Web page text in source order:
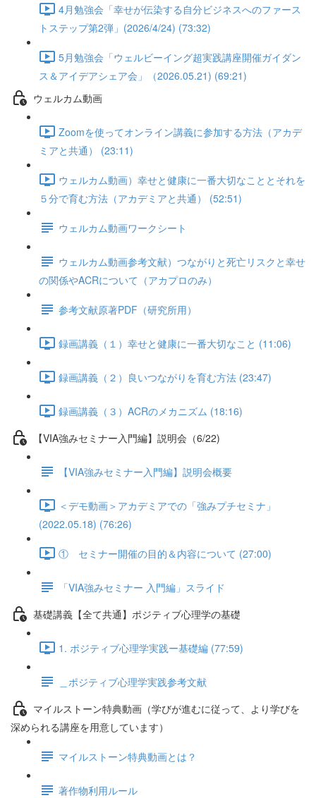
4月勉強会「幸せが伝染する自分ビジネスへのファース
トステップ第2弾」(2026/4/24) (73:32)
5月勉強会「ウェルビーイング超実践講座開催ガイダン
ス＆アイデアシェア会」（2026.05.21) (69:21)
ウェルカム動画
Zoomを使ってオンライン講義に参加する方法（アカデ
ミアと共通） (23:11)
ウェルカム動画）幸せと健康に一番大切なこととそれを
５分で育む方法（アカデミアと共通） (52:51)
ウェルカム動画ワークシート
ウェルカム動画参考文献）つながりと死亡リスクと幸せ
の関係やACRについて（アカプロのみ）
参考文献原著PDF（研究所用）
録画講義（１）幸せと健康に一番大切なこと (11:06)
録画講義（２）良いつながりを育む方法 (23:47)
録画講義（３）ACRのメカニズム (18:16)
【VIA強みセミナー入門編】説明会（6/22)
【VIA強みセミナー入門編】説明会概要
＜デモ動画＞アカデミアでの「強みプチセミナ」
(2022.05.18) (76:26)
① セミナー開催の目的＆内容について (27:00)
「VIA強みセミナー 入門編」スライド
基礎講義【全て共通】ポジティブ心理学の基礎
1. ポジティブ心理学実践ー基礎編 (77:59)
＿ポジティブ心理学実践参考文献
マイルストーン特典動画（学びが進むに従って、より学びを
深められる講座を用意しています）
マイルストーン特典動画とは？
著作物利用ルール